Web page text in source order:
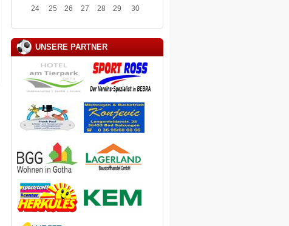
24
25 26 27 28 29 30
UNSERE PARTNER